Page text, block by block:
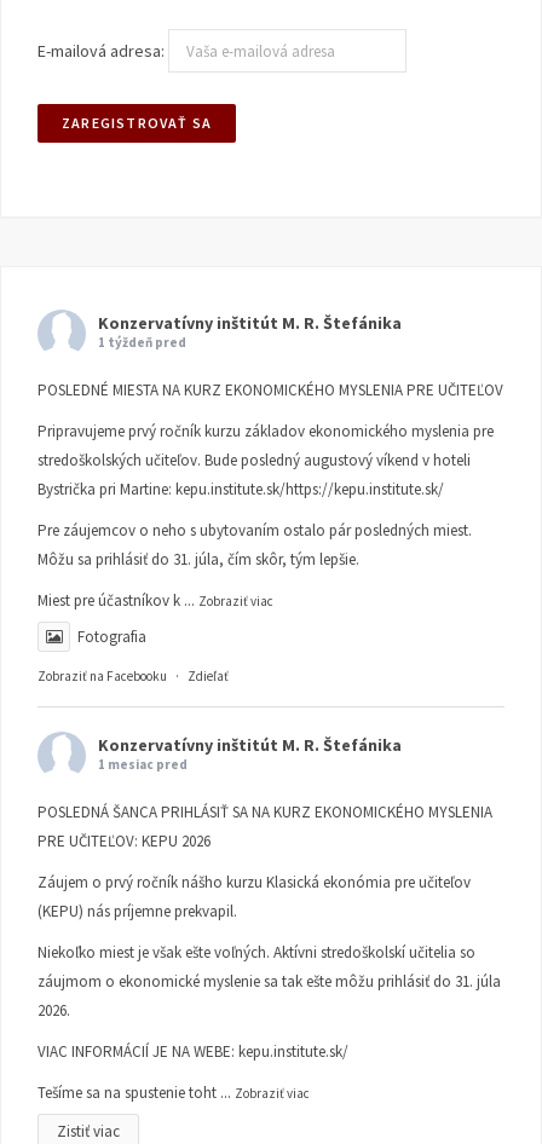
E-mailová adresa:
Konzervatívny inštitút M. R. Štefánika
1 týždeň pred
POSLEDNÉ MIESTA NA KURZ EKONOMICKÉHO MYSLENIA PRE UČITEĽOV
Pripravujeme prvý ročník kurzu základov ekonomického myslenia pre
stredoškolských učiteľov. Bude posledný augustový víkend v hoteli
Bystrička pri Martine: kepu.institute.sk/https://kepu.institute.sk/
Pre záujemcov o neho s ubytovaním ostalo pár posledných miest.
Môžu sa prihlásiť do 31. júla, čím skôr, tým lepšie.
Miest pre účastníkov k ... Zobraziť viac
Fotografia
Zobraziť na Facebooku · Zdieľať
Konzervatívny inštitút M. R. Štefánika
1 mesiac pred
POSLEDNÁ ŠANCA PRIHLÁSIŤ SA NA KURZ EKONOMICKÉHO MYSLENIA
PRE UČITEĽOV: KEPU 2026
Záujem o prvý ročník nášho kurzu Klasická ekonómia pre učiteľov
(KEPU) nás príjemne prekvapil.
Niekoľko miest je však ešte voľných. Aktívni stredoškolskí učitelia so
záujmom o ekonomické myslenie sa tak ešte môžu prihlásiť do 31. júla
2026.
VIAC INFORMÁCIÍ JE NA WEBE: kepu.institute.sk/
Tešíme sa na spustenie toht ... Zobraziť viac
Zistiť viac